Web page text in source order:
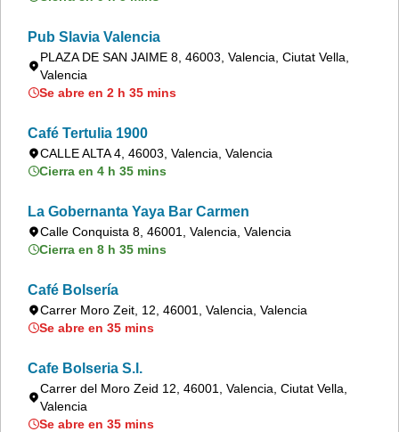
Pub Slavia Valencia
PLAZA DE SAN JAIME 8, 46003, Valencia, Ciutat Vella,
Valencia
Se abre en 2 h 35 mins
Café Tertulia 1900
CALLE ALTA 4, 46003, Valencia, Valencia
Cierra en 4 h 35 mins
La Gobernanta Yaya Bar Carmen
Calle Conquista 8, 46001, Valencia, Valencia
Cierra en 8 h 35 mins
Café Bolsería
Carrer Moro Zeit, 12, 46001, Valencia, Valencia
Se abre en 35 mins
Cafe Bolseria S.l.
Carrer del Moro Zeid 12, 46001, Valencia, Ciutat Vella,
Valencia
Se abre en 35 mins